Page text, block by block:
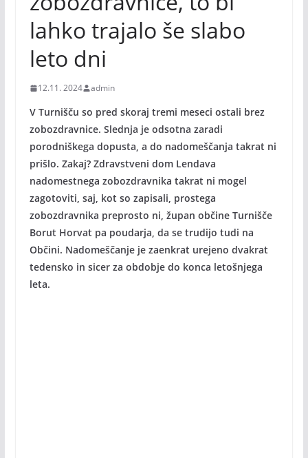
lahko trajalo še slabo
leto dni
12.11. 2024 admin
V Turnišču so pred skoraj tremi meseci ostali brez
zobozdravnice. Slednja je odsotna zaradi
porodniškega dopusta, a do nadomeščanja takrat ni
prišlo. Zakaj? Zdravstveni dom Lendava
nadomestnega zobozdravnika takrat ni mogel
zagotoviti, saj, kot so zapisali, prostega
zobozdravnika preprosto ni, župan občine Turnišče
Borut Horvat pa poudarja, da se trudijo tudi na
Občini. Nadomeščanje je zaenkrat urejeno dvakrat
tedensko in sicer za obdobje do konca letošnjega
leta.